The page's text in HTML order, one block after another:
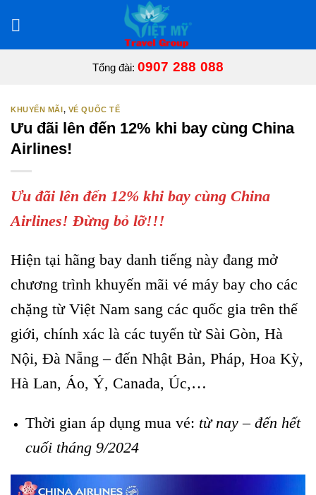
Tổng đài: 0907 288 088
KHUYẾN MÃI, VÉ QUỐC TẾ
Ưu đãi lên đến 12% khi bay cùng China
Airlines!
Ưu đãi lên đến 12% khi bay cùng China
Airlines! Đừng bỏ lỡ!!!
Hiện tại hãng bay danh tiếng này đang mở
chương trình khuyến mãi vé máy bay cho các
chặng từ Việt Nam sang các quốc gia trên thế
giới, chính xác là các tuyến từ Sài Gòn, Hà
Nội, Đà Nẵng – đến Nhật Bản, Pháp, Hoa Kỳ,
Hà Lan, Áo, Ý, Canada, Úc,…
Thời gian áp dụng mua vé: từ nay – đến hết
cuối tháng 9/2024